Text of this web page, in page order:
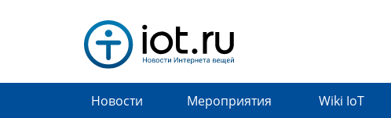
Новости Мероприятия Wiki IoT